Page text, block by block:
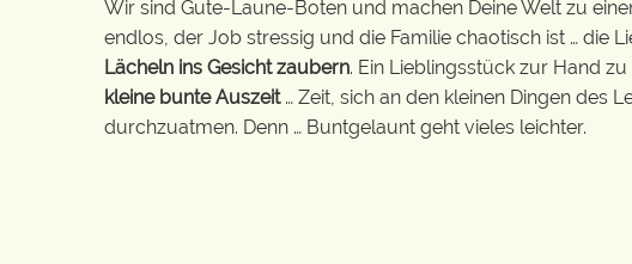
Wir sind Gute-Laune-Boten und machen Deine Welt zu
endlos, der Job stressig und die Familie chaotisch ist … die
Lächeln ins Gesicht zaubern. Ein Lieblingsstück zur Hand
kleine bunte Auszeit… Zeit, sich an den kleinen Dingen des
durchzuatmen. Denn … Buntgelaunt geht vieles leichter.